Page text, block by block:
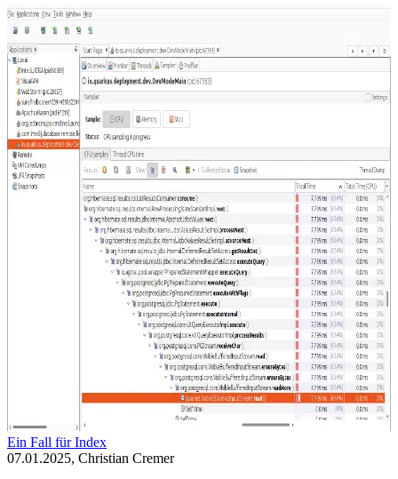
Ein Fall für Index
07.01.2025, Christian Cremer